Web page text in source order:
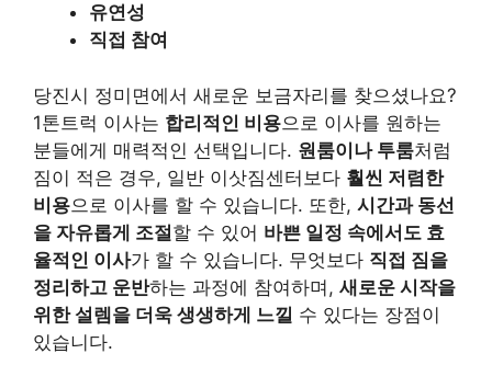
유연성
직접 참여
당진시 정미면에서 새로운 보금자리를 찾으셨나요?
1톤트럭 이사는 합리적인 비용으로 이사를 원하는
분들에게 매력적인 선택입니다. 원룸이나 투룸처럼
짐이 적은 경우, 일반 이삿짐센터보다 훨씬 저렴한
비용으로 이사를 할 수 있습니다. 또한, 시간과 동선
을 자유롭게 조절할 수 있어 바쁜 일정 속에서도 효
율적인 이사가 할 수 있습니다. 무엇보다 직접 짐을
정리하고 운반하는 과정에 참여하며, 새로운 시작을
위한 설렘을 더욱 생생하게 느낄 수 있다는 장점이
있습니다.